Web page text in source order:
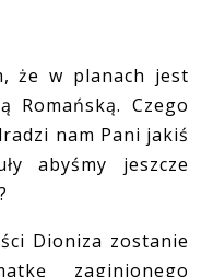
że w planach jest
Czego
nam Pani jakiś
abyśmy jeszcze
Dioniza zostanie
zaginionego